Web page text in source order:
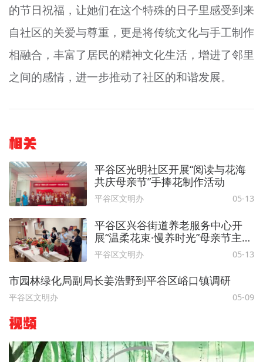
的节日祝福，让她们在这个特殊的日子里感受到来
自社区的关爱与尊重，更是将传统文化与手工制作
相融合，丰富了居民的精神文化生活，增进了邻里
之间的感情，进一步推动了社区的和谐发展。
相关
平谷区光明社区开展“阅读与花海
共庆母亲节”手捧花制作活动
平谷区文明办 05-13
平谷区兴谷街道养老服务中心开
展“温柔花束·慢养时光”母亲节主题
活动
平谷区文明办 05-13
市园林绿化局副局长姜浩野到平谷区峪口镇调研
平谷区文明办 05-09
视频